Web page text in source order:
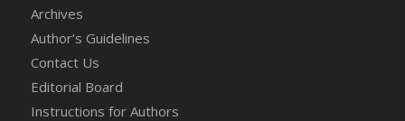
Archives
Author’s Guidelines
Contact Us
Editorial Board
Instructions for Authors